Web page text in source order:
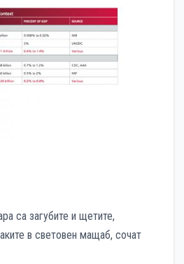
са загубите и щетите,
в световен мащаб, сочат